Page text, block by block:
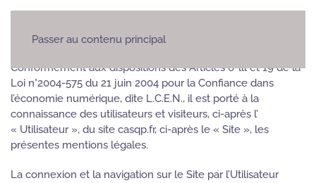
Passer au contenu principal
MENTIONS LÉGALES
Conformément aux dispositions des Articles 6-lll et 19 de la
Loi n°2004-575 du 21 juin 2004 pour la Confiance dans
l’économie numérique, dite L.C.E.N., il est porté à la
connaissance des utilisateurs et visiteurs, ci-après l’
« Utilisateur », du site casqp.fr, ci-après le « Site », les
présentes mentions légales.
La connexion et la navigation sur le Site par l’Utilisateur